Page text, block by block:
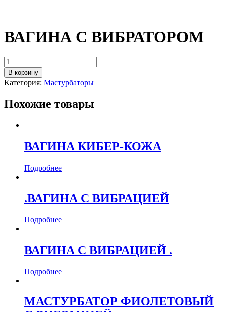
ВАГИНА С ВИБРАТОРОМ
В корзину
Категория: Мастурбаторы
Похожие товары
ВАГИНА КИБЕР-КОЖА
Подробнее
.ВАГИНА С ВИБРАЦИЕЙ
Подробнее
ВАГИНА С ВИБРАЦИЕЙ .
Подробнее
МАСТУРБАТОР ФИОЛЕТОВЫЙ